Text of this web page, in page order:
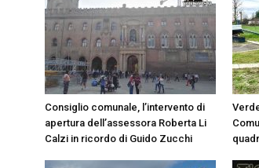
Consiglio comunale, l’intervento di
apertura dell’assessora Roberta Li
Calzi in ricordo di Guido Zucchi